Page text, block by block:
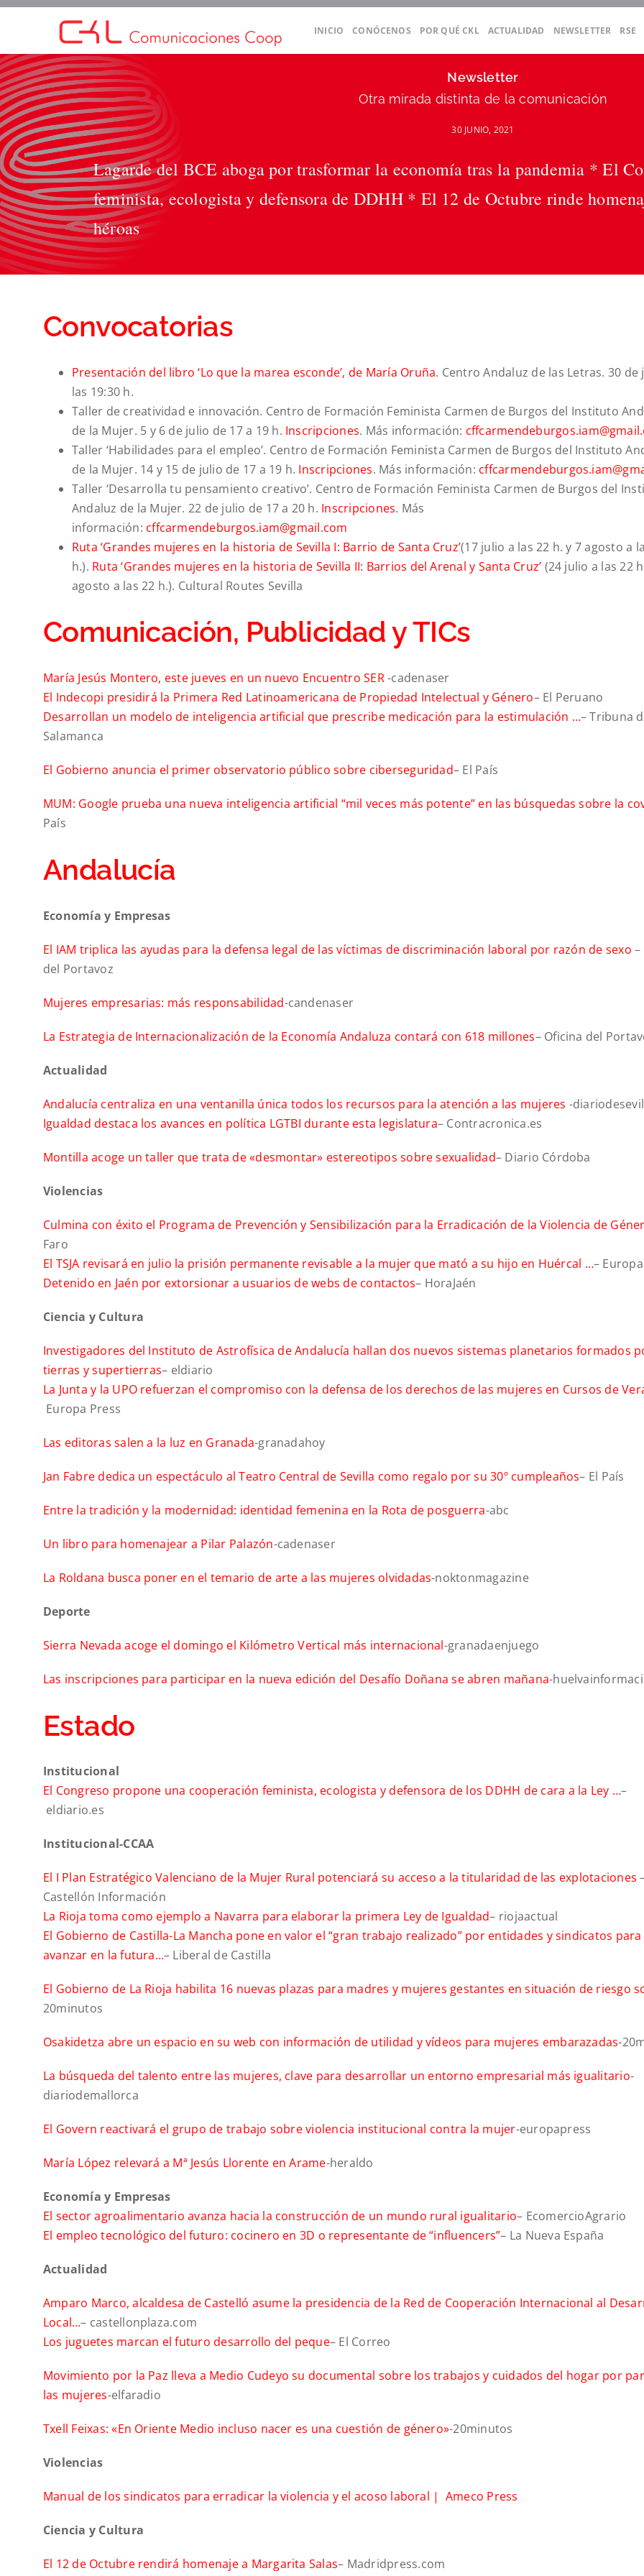
contenido
INICIO CONÓCENOS POR QUÉ CKL ACTUALIDAD NEWSLETTER RSE
Newsletter
Otra mirada distinta de la comunicación
30 JUNIO, 2021
Lagarde del BCE aboga por trasformar la economía tras la pandemia * El
feminista, ecologista y defensora de DDHH * El 12 de Octubre rinde
héroas
Convocatorias
Presentación del libro ‘Lo que la marea esconde’, de María Oruña. Centro Andaluz de las Letras. 30 de
las 19:30 h.
Taller de creatividad e innovación. Centro de Formación Feminista Carmen de Burgos del Instituto
de la Mujer. 5 y 6 de julio de 17 a 19 h. Inscripciones. Más información:
Taller ‘Habilidades para el empleo’. Centro de Formación Feminista Carmen de Burgos del Instituto
de la Mujer. 14 y 15 de julio de 17 a 19 h. Inscripciones. Más información:
Taller ‘Desarrolla tu pensamiento creativo’. Centro de Formación Feminista Carmen de Burgos del
Andaluz de la Mujer. 22 de julio de 17 a 20 h. Inscripciones. Más
información: cffcarmendeburgos.iam@gmail.com
Ruta ‘Grandes mujeres en la historia de Sevilla I: Barrio de Santa Cruz’(17 julio a las 22 h. y 7 agosto a
h.). Ruta‘Grandes mujeres en la historia de Sevilla II: Barrios del Arenal y Santa Cruz’ (24 julio a las 22
agosto a las 22 h.). Cultural Routes Sevilla
Comunicación, Publicidad y TICs
María Jesús Montero, este jueves en un nuevo Encuentro SER-cadenaser
El Indecopi presidirá la Primera Red Latinoamericana de Propiedad Intelectual y Género– El Peruano
Desarrollan un modelo de inteligencia artificial que prescribe medicación para la estimulación …– Tribuna
Salamanca
El Gobierno anuncia el primer observatorio público sobre ciberseguridad– El País
MUM: Google prueba una nueva inteligencia artificial “mil veces más potente” en las búsquedas sobre la
País
Andalucía
Economía y Empresas
El IAM triplica las ayudas para la defensa legal de las víctimas de discriminación laboral por razón de sexo –
del Portavoz
Mujeres empresarias: más responsabilidad-candenaser
La Estrategia de Internacionalización de la Economía Andaluza contará con 618 millones– Oficina del
Actualidad
Andalucía centraliza en una ventanilla única todos los recursos para la atención a las mujeres -
Igualdad destaca los avances en política LGTBI durante esta legislatura– Contracronica.es
Montilla acoge un taller que trata de «desmontar» estereotipos sobre sexualidad– Diario Córdoba
Violencias
Culmina con éxito el Programa de Prevención y Sensibilización para la Erradicación de la Violencia de
Faro
El TSJA revisará en julio la prisión permanente revisable a la mujer que mató a su hijo en Huércal …–
Detenido en Jaén por extorsionar a usuarios de webs de contactos– HoraJaén
Ciencia y Cultura
Investigadores del Instituto de Astrofísica de Andalucía hallan dos nuevos sistemas planetarios formados
tierras y supertierras– eldiario
La Junta y la UPO refuerzan el compromiso con la defensa de los derechos de las mujeres en Cursos de
Europa Press
Las editoras salen a la luz en Granada-granadahoy
Jan Fabre dedica un espectáculo al Teatro Central de Sevilla como regalo por su 30º cumpleaños– El País
Entre la tradición y la modernidad: identidad femenina en la Rota de posguerra-abc
Un libro para homenajear a Pilar Palazón-cadenaser
La Roldana busca poner en el temario de arte a las mujeres olvidadas-noktonmagazine
Deporte
Sierra Nevada acoge el domingo el Kilómetro Vertical más internacional-granadaenjuego
Las inscripciones para participar en la nueva edición del Desafío Doñana se abren mañana-
Estado
Institucional
El Congreso propone una cooperación feminista, ecologista y defensora de los DDHH de cara a la Ley …–
eldiario.es
Institucional-CCAA
El I Plan Estratégico Valenciano de la Mujer Rural potenciará su acceso a la titularidad de las explotaciones
Castellón Información
La Rioja toma como ejemplo a Navarra para elaborar la primera Ley de Igualdad– riojaactual
El Gobierno de Castilla-La Mancha pone en valor el “gran trabajo realizado” por entidades y sindicatos para
avanzar en la futura…– Liberal de Castilla
El Gobierno de La Rioja habilita 16 nuevas plazas para madres y mujeres gestantes en situación de riesgo
20minutos
Osakidetza abre un espacio en su web con información de utilidad y vídeos para mujeres embarazadas-
La búsqueda del talento entre las mujeres, clave para desarrollar un entorno empresarial más igualitario-
diariodemallorca
El Govern reactivará el grupo de trabajo sobre violencia institucional contra la mujer-europapress
María López relevará a Mª Jesús Llorente en Arame-heraldo
Economía y Empresas
El sector agroalimentario avanza hacia la construcción de un mundo rural igualitario– EcomercioAgrario
El empleo tecnológico del futuro: cocinero en 3D o representante de “influencers”– La Nueva España
Actualidad
Amparo Marco, alcaldesa de Castelló asume la presidencia de la Red de Cooperación Internacional al
Local…– castellonplaza.com
Los juguetes marcan el futuro desarrollo del peque– El Correo
Movimiento por la Paz lleva a Medio Cudeyo su documental sobre los trabajos y cuidados del hogar por
las mujeres-elfaradio
Txell Feixas: «En Oriente Medio incluso nacer es una cuestión de género»-20minutos
Violencias
Manual de los sindicatos para erradicar la violencia y el acoso laboral | Ameco Press
Ciencia y Cultura
El 12 de Octubre rendirá homenaje a Margarita Salas– Madridpress.com